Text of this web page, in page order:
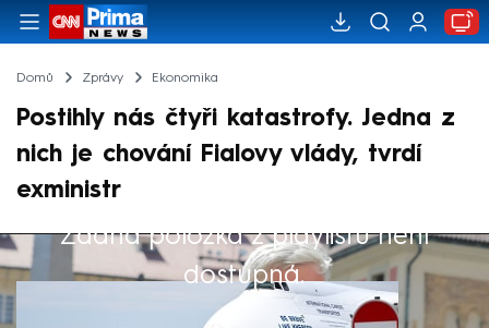
Domů Zprávy Ekonomika
Postihly nás čtyři katastrofy. Jedna z
nich je chování Fialovy vlády, tvrdí
exministr
Žádná položka z playlistu není
dostupná.
Výběr redakce